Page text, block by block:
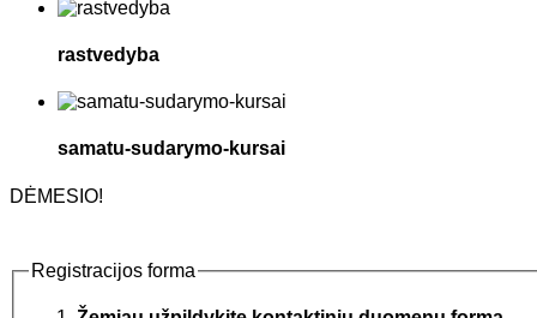
rastvedyba
samatu-sudarymo-kursai
DĖMESIO!
Registracijos forma